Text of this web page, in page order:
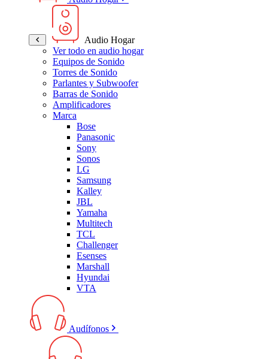
Audio Hogar
Ver todo en audio hogar
Equipos de Sonido
Torres de Sonido
Parlantes y Subwoofer
Barras de Sonido
Amplificadores
Marca
Bose
Panasonic
Sony
Sonos
LG
Samsung
Kalley
JBL
Yamaha
Multitech
TCL
Challenger
Esenses
Marshall
Hyundai
VTA
Audífonos